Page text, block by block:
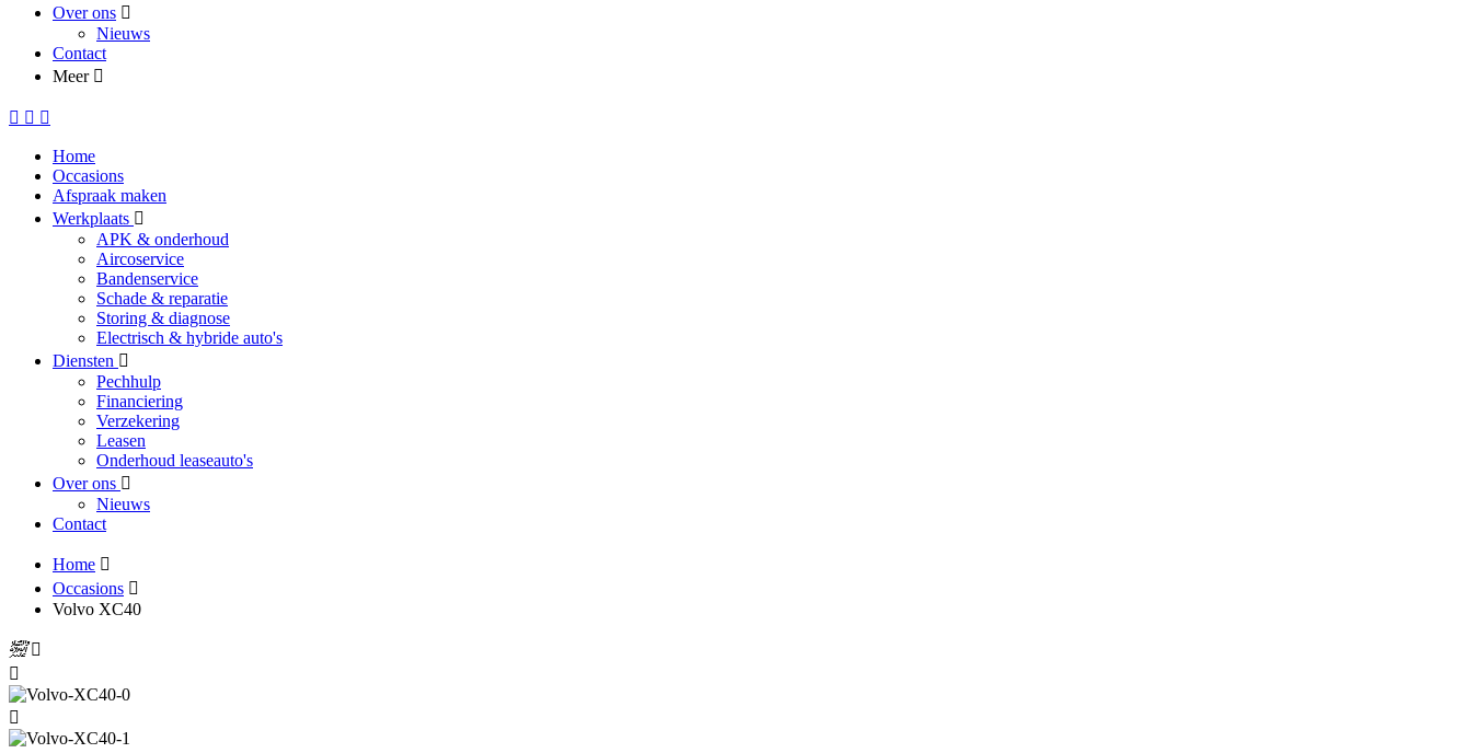
Over ons
Nieuws
Contact
Meer
Home
Occasions
Afspraak maken
Werkplaats
APK & onderhoud
Aircoservice
Bandenservice
Schade & reparatie
Storing & diagnose
Electrisch & hybride auto's
Diensten
Pechhulp
Financiering
Verzekering
Leasen
Onderhoud leaseauto's
Over ons
Nieuws
Contact
Home
Occasions
Volvo XC40